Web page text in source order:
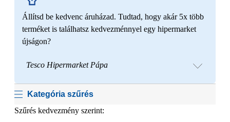
Állítsd be kedvenc áruházad. Tudtad, hogy akár 5x több
terméket is találhatsz kedvezménnyel egy hipermarket
újságon?
Tesco Hipermarket Pápa
Kategória szűrés
Szűrés kedvezmény szerint: